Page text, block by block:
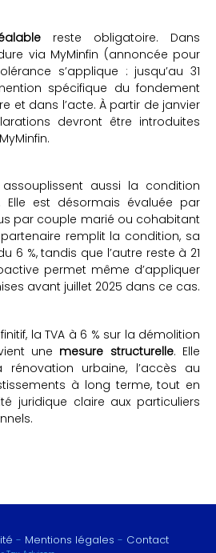
reste obligatoire. Dans
via MyMinfin (annoncée pour
s’applique : jusqu’au 31
spécifique du fondement
et dans l’acte. À partir de janvier
devront être introduites
aussi la condition
. Elle est désormais évaluée par
par couple marié ou cohabitant
remplit la condition, sa
6 %, tandis que l’autre reste à 21
permet même d’appliquer
avant juillet 2025 dans ce cas.
la TVA à 6 % sur la démolition
une mesure structurelle. Elle
urbaine, l’accès au
à long terme, tout en
juridique claire aux particuliers
Mentions légales Contact